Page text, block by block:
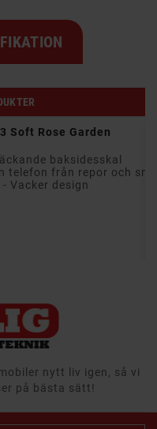
Soft Rose Garden
baksidesskal
- Vacker design
nytt liv igen, så vi
på bästa sätt!